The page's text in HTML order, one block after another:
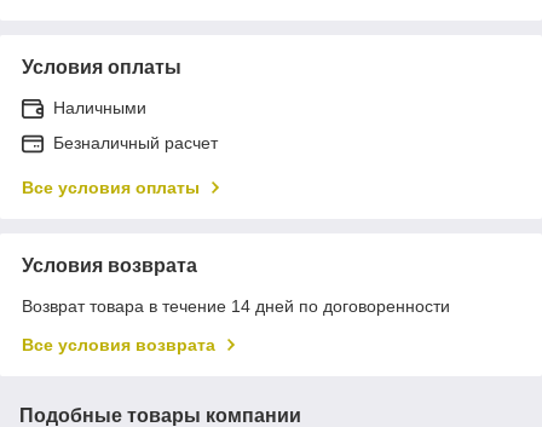
Условия оплаты
Наличными
Безналичный расчет
Все условия оплаты
Условия возврата
Возврат товара в течение 14 дней по договоренности
Все условия возврата
Подобные товары компании